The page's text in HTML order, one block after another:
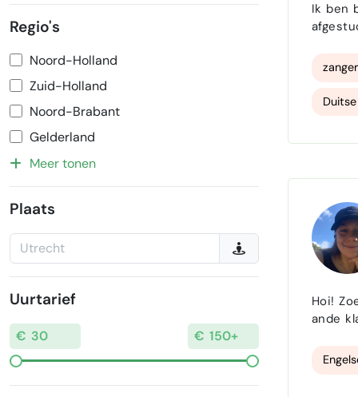
Regio's
Noord-Holland
Zuid-Holland
Noord-Brabant
Gelderland
Meer tonen
Plaats
Uurtarief
Ik ben
Hoi! Zoek jij iemand die jou kan helpen in jouw onderneming? Dan kun je bij mij terecht. Ik help jou met: Emails en
ande klantcontact Administratie Marketing,
met